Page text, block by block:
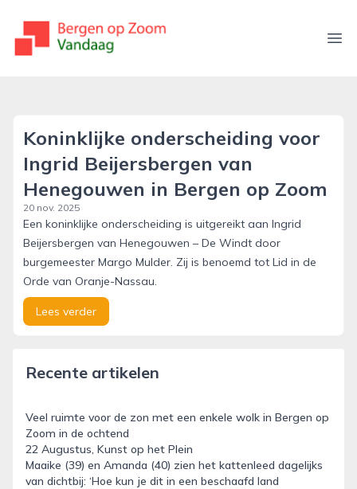
bergenopzoomvandaag.nl
Koninklijke onderscheiding voor
Ingrid Beijersbergen van
Henegouwen in Bergen op Zoom
20 nov. 2025
Een koninklijke onderscheiding is uitgereikt aan Ingrid
Beijersbergen van Henegouwen – De Windt door
burgemeester Margo Mulder. Zij is benoemd tot Lid in de
Orde van Oranje-Nassau.
Lees verder
Recente artikelen
Veel ruimte voor de zon met een enkele wolk in Bergen op
Zoom in de ochtend
22 Augustus, Kunst op het Plein
Maaike (39) en Amanda (40) zien het kattenleed dagelijks
van dichtbij: ‘Hoe kun je dit in een beschaafd land